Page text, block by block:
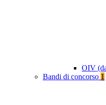
OIV
Bandi di concorso 1